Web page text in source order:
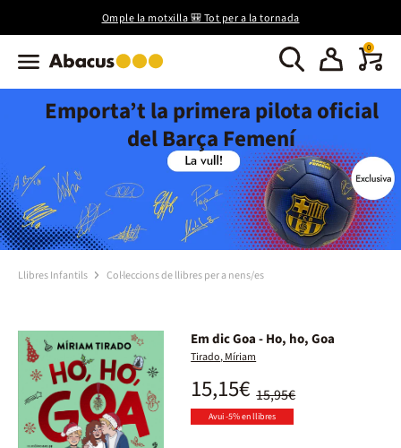
Omple la motxilla 🎒 Tot per a la tornada
0
Emporta’t la primera pilota oficial
del Barça Femení
Llibres Infantils Col·leccions de llibres per a nens/es
Em dic Goa - Ho, ho, Goa
Tirado, Míriam
15,95€
15,15€
Avui -5% en llibres